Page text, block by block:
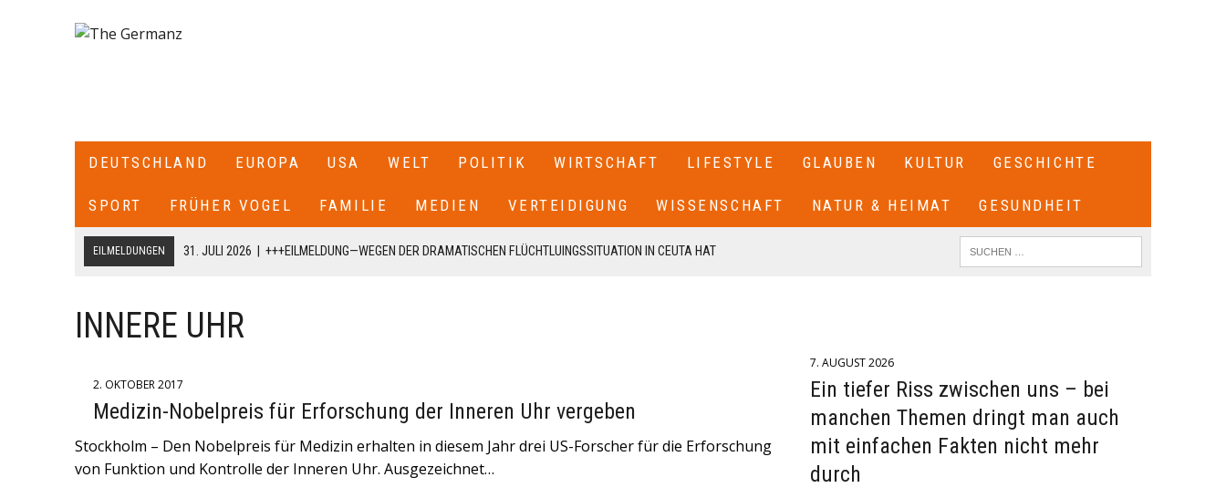
DEUTSCHLAND EUROPA USA WELT POLITIK WIRTSCHAFT LIFESTYLE GLAUBEN KULTUR GESCHICHTE
SPORT FRÜHER VOGEL FAMILIE MEDIEN VERTEIDIGUNG WISSENSCHAFT NATUR & HEIMAT GESUNDHEIT
EILMELDUNGEN 31. JULI 2026
+++EILMELDUNG—WEGEN DER DRAMATISCHEN FLÜCHTLUINGSSITUATION IN CEUTA HAT
18. JULI 2026 | +++CDU/CSU-FRAKTIONSCHEF JENS SPAHN HAT SEINEN RÜCKTRITT ERKLÄRT+++ .IN EINEM BRIEF AN DIE
FRAKTION SCHREIBT ER: „ICH HABE DIE PARTEIVORSITZENDEN VON CDU UND CSU, FRIEDRICH MERZ UND MARKUS SÖDER,
CDU/CSU-BUNDESTAGSFRAKTION ZURÜCKTRETE.+++
FULMINANTE WM-SIEGE EINGEFAHREN UND TREFFEN AM SAMSTAG IN MIAMI ZUM VIERTELFINALE AUFEINANDER+++
INNERE UHR
2. OKTOBER 2017
Medizin-Nobelpreis für Erforschung der Inneren Uhr vergeben
Stockholm – Den Nobelpreis für Medizin erhalten in diesem Jahr drei US-Forscher für die Erforschung
von Funktion und Kontrolle der Inneren Uhr. Ausgezeichnet…
7. AUGUST 2026
Ein tiefer Riss zwischen uns – bei
manchen Themen dringt man auch
mit einfachen Fakten nicht mehr
durch